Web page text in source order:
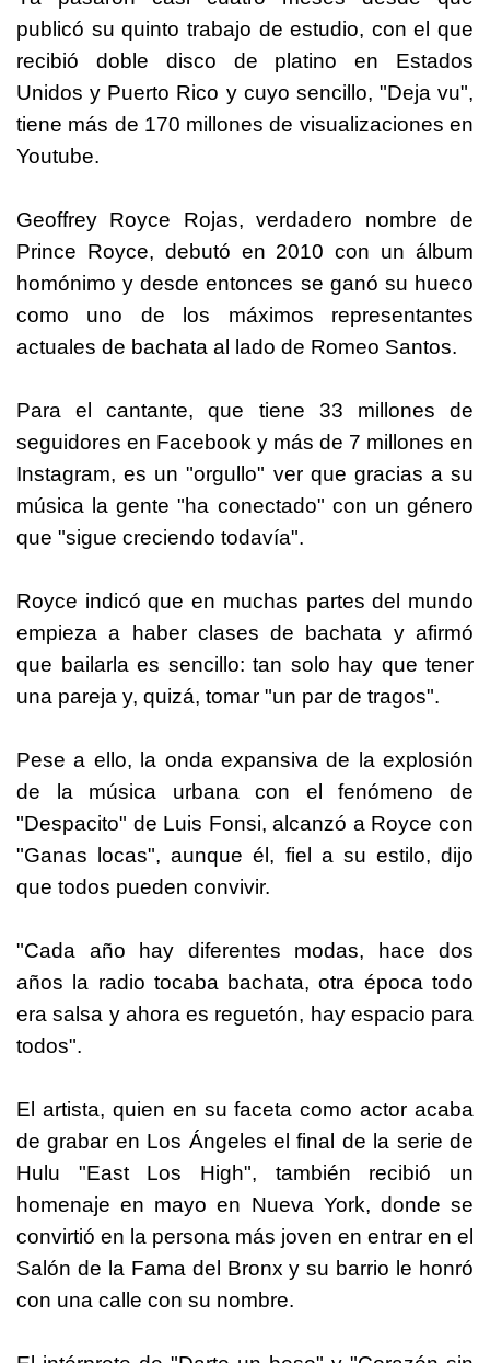
publicó su quinto trabajo de estudio, con el que
recibió doble disco de platino en Estados
Unidos y Puerto Rico y cuyo sencillo, "Deja vu",
tiene más de 170 millones de visualizaciones en
Youtube.
Geoffrey Royce Rojas, verdadero nombre de
Prince Royce, debutó en 2010 con un álbum
homónimo y desde entonces se ganó su hueco
como uno de los máximos representantes
actuales de bachata al lado de Romeo Santos.
Para el cantante, que tiene 33 millones de
seguidores en Facebook y más de 7 millones en
Instagram, es un "orgullo" ver que gracias a su
música la gente "ha conectado" con un género
que "sigue creciendo todavía".
Royce indicó que en muchas partes del mundo
empieza a haber clases de bachata y afirmó
que bailarla es sencillo: tan solo hay que tener
una pareja y, quizá, tomar "un par de tragos".
Pese a ello, la onda expansiva de la explosión
de la música urbana con el fenómeno de
"Despacito" de Luis Fonsi, alcanzó a Royce con
"Ganas locas", aunque él, fiel a su estilo, dijo
que todos pueden convivir.
"Cada año hay diferentes modas, hace dos
años la radio tocaba bachata, otra época todo
era salsa y ahora es reguetón, hay espacio para
todos".
El artista, quien en su faceta como actor acaba
de grabar en Los Ángeles el final de la serie de
Hulu "East Los High", también recibió un
homenaje en mayo en Nueva York, donde se
convirtió en la persona más joven en entrar en el
Salón de la Fama del Bronx y su barrio le honró
con una calle con su nombre.